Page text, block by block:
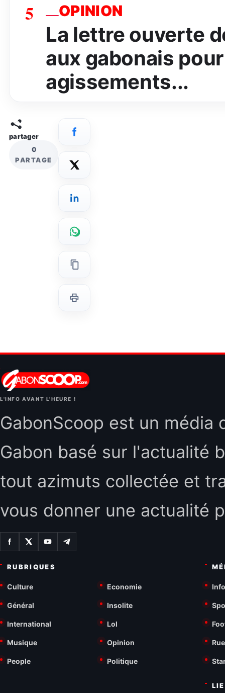
partager
0
PARTAGE
5 OPINION
La lettre ouverte
aux gabonais
agissements...
L'INFO AVANT L'HEURE !
GabonScoop est un média
Gabon basé sur l'actualité
tout azimuts collectée et
vous donner une actualité
RUBRIQUES
Culture Economie
Général Insolite
International Lol
Musique Opinion
People Politique